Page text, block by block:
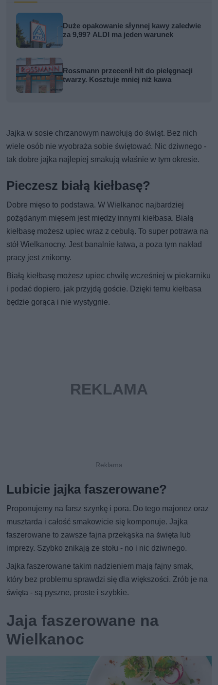
Duże opakowanie słynnej kawy zaledwie
za 9,99? ALDI ma jeden warunek
Rossmann przecenił hit do pielęgnacji
twarzy. Kosztuje mniej niż kawa
Jajka w sosie chrzanowym nawołują do świąt. Bez nich
wiele osób nie wyobraża sobie świętować. Nic dziwnego -
tak dobre jajka najlepiej smakują właśnie w tym okresie.
Pieczesz białą kiełbasę?
Dobre mięso to podstawa. W Wielkanoc najbardziej
pożądanym mięsem jest między innymi kiełbasa. Białą
kiełbasę możesz upiec wraz z cebulą. To super potrawa na
stół Wielkanocny. Jest banalnie łatwa, a poza tym nakład
pracy jest znikomy.
Białą kiełbasę możesz upiec chwilę wcześniej w piekarniku
i podać dopiero, jak przyjdą goście. Dzięki temu kiełbasa
będzie gorąca i nie wystygnie.
Lubicie jajka faszerowane?
Proponujemy na farsz szynkę i pora. Do tego majonez oraz
musztarda i całość smakowicie się komponuje. Jajka
faszerowane to zawsze fajna przekąska na święta lub
imprezy. Szybko znikają ze stołu - no i nic dziwnego.
Jajka faszerowane takim nadzieniem mają fajny smak,
który bez problemu sprawdzi się dla większości. Zrób je na
święta - są pyszne, proste i szybkie.
Jaja faszerowane na
Wielkanoc